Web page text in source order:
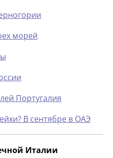
морей
Португалия
В сентябре в ОАЭ
Италии